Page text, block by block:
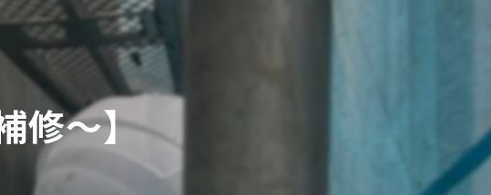
屋根
塗り替え
見積もり
修〜】